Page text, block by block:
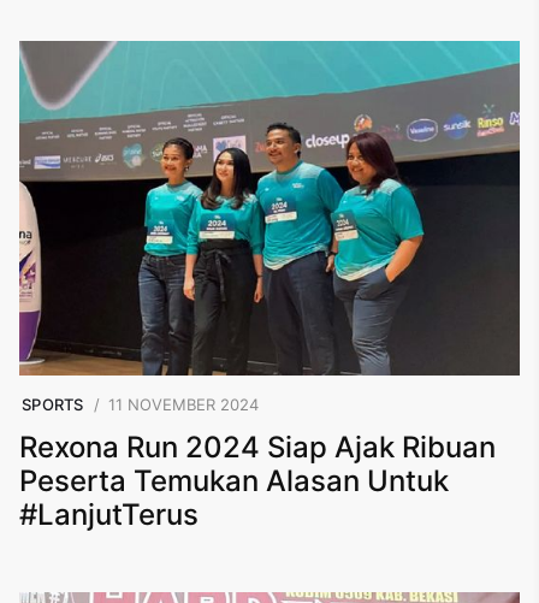
SPORTS 11 NOVEMBER 2024
Rexona Run 2024 Siap Ajak Ribuan
Peserta Temukan Alasan Untuk
#LanjutTerus